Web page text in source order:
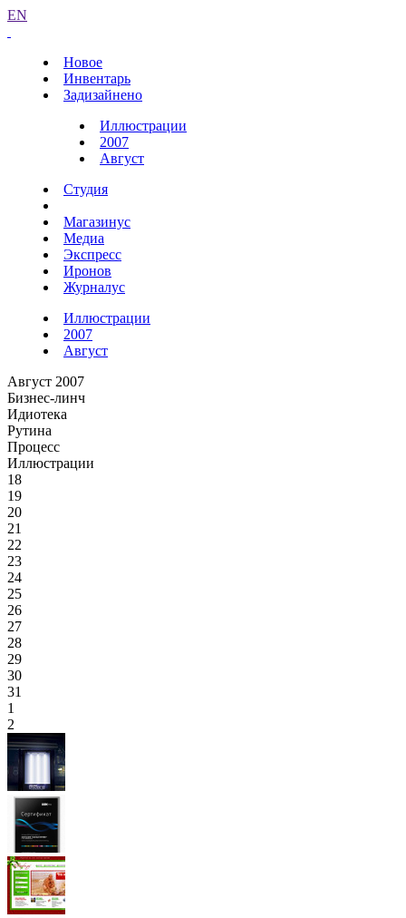
EN
Новое
Инвентарь
Задизайнено
Иллюстрации
2007
Август
Студия
Магазинус
Медиа
Экспресс
Иронов
Журналус
Иллюстрации
2007
Август
Август 2007
Бизнес-линч
Идиотека
Рутина
Процесс
Иллюстрации
18
19
20
21
22
23
24
25
26
27
28
29
30
31
1
2